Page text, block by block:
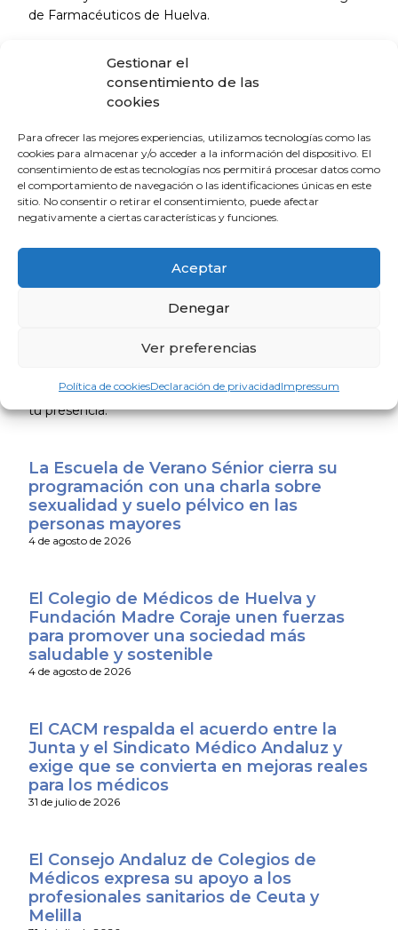
Gestionar el
consentimiento de las
cookies
Para ofrecer las mejores experiencias, utilizamos tecnologías como las
cookies para almacenar y/o acceder a la información del dispositivo. El
consentimiento de estas tecnologías nos permitirá procesar datos como
el comportamiento de navegación o las identificaciones únicas en este
sitio. No consentir o retirar el consentimiento, puede afectar
negativamente a ciertas características y funciones.
Aceptar
Denegar
Ver preferencias
Política de cookiesDeclaración de privacidadImpressum
de Farmacéuticos de Huelva.
La primera de estas charlas tuvo como protagonista
también a la doctora Belén Hinojosa, esta vez
acompañada de María José Coronado, directora del
de Farmacéuticos, que nos hablaron sobre
inmunoterapia y el nuevo marco legal establecido para
su uso. La inmunoterapia con alérgenos, comúnmente
conocida como las “vacunas para tratar la alergia”,
sigue siendo el único tratamiento disponible hoy en día
disminuyen el grado de alergia y reducen de forma
importante los síntomas de la conjuntivitis, rinitis o
asma bronquial, incluso teniendo un efecto preventivo
Por el interés de la actividad y por la oportunidad de
especializados y otros pacientes esperamos contar con
tu presencia.
La Escuela de Verano Sénior cierra su
programación con una charla sobre
sexualidad y suelo pélvico en las
personas mayores
4 de agosto de 2026
El Colegio de Médicos de Huelva y
Fundación Madre Coraje unen fuerzas
para promover una sociedad más
saludable y sostenible
4 de agosto de 2026
El CACM respalda el acuerdo entre la
Junta y el Sindicato Médico Andaluz y
exige que se convierta en mejoras reales
para los médicos
31 de julio de 2026
El Consejo Andaluz de Colegios de
Médicos expresa su apoyo a los
profesionales sanitarios de Ceuta y
Melilla